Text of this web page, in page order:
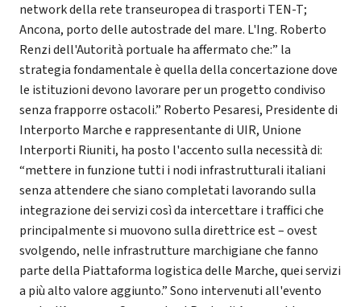
network della rete transeuropea di trasporti TEN-T;
Ancona, porto delle autostrade del mare. L'Ing. Roberto
Renzi dell'Autorità portuale ha affermato che:” la
strategia fondamentale è quella della concertazione dove
le istituzioni devono lavorare per un progetto condiviso
senza frapporre ostacoli.” Roberto Pesaresi, Presidente di
Interporto Marche e rappresentante di UIR, Unione
Interporti Riuniti, ha posto l'accento sulla necessità di:
“mettere in funzione tutti i nodi infrastrutturali italiani
senza attendere che siano completati lavorando sulla
integrazione dei servizi così da intercettare i traffici che
principalmente si muovono sulla direttrice est – ovest
svolgendo, nelle infrastrutture marchigiane che fanno
parte della Piattaforma logistica delle Marche, quei servizi
a più alto valore aggiunto.” Sono intervenuti all'evento